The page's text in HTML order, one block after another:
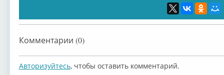
Комментарии (0)
Авторизуйтесь, чтобы оставить комментарий.